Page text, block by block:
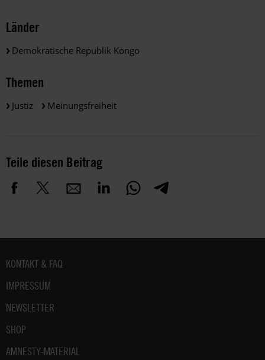
Länder
Demokratische Republik Kongo
Themen
Justiz Meinungsfreiheit
Teile diesen Beitrag
Fußbereich
KONTAKT & FAQ
IMPRESSUM
NEWSLETTER
SHOP
AMNESTY-MATERIAL